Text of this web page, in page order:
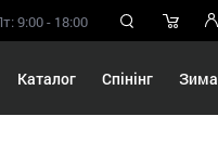
9:00 - 18:00
Каталог Спінінг Зима